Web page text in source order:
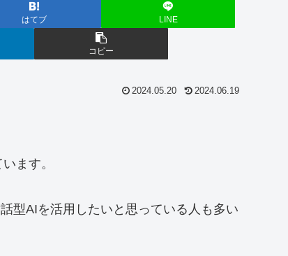
はてブ LINE
コピー
2024.05.20 2024.06.19
ます。
型AIを活用したいと思っている人も多い